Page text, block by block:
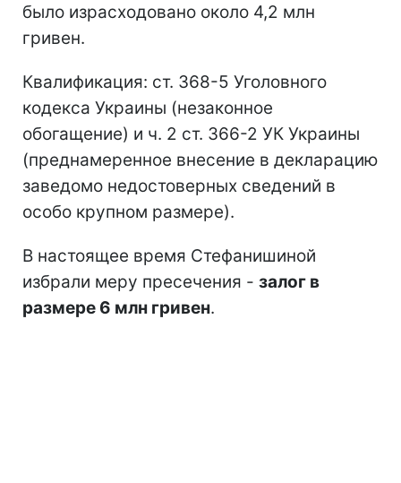
было израсходовано около 4,2 млн
гривен.
Квалификация: ст. 368-5 Уголовного
кодекса Украины (незаконное
обогащение) и ч. 2 ст. 366-2 УК Украины
(преднамеренное внесение в декларацию
заведомо недостоверных сведений в
особо крупном размере).
В настоящее время Стефанишиной
избрали меру пресечения - залог в
размере 6 млн гривен.